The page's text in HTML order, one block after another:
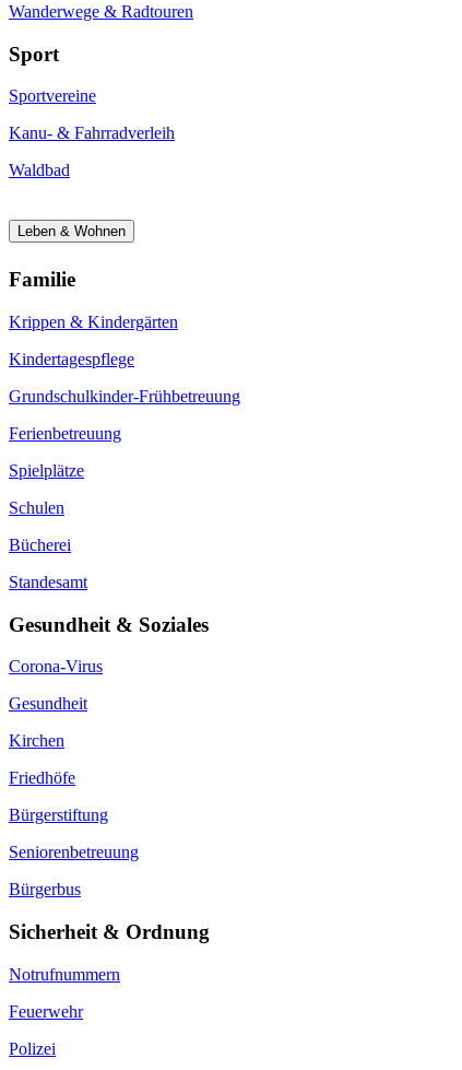
Wanderwege & Radtouren
Sport
Sportvereine
Kanu- & Fahrradverleih
Waldbad
Leben & Wohnen
Familie
Krippen & Kindergärten
Kindertagespflege
Grundschulkinder-Frühbetreuung
Ferienbetreuung
Spielplätze
Schulen
Bücherei
Standesamt
Gesundheit & Soziales
Corona-Virus
Gesundheit
Kirchen
Friedhöfe
Bürgerstiftung
Seniorenbetreuung
Bürgerbus
Sicherheit & Ordnung
Notrufnummern
Feuerwehr
Polizei